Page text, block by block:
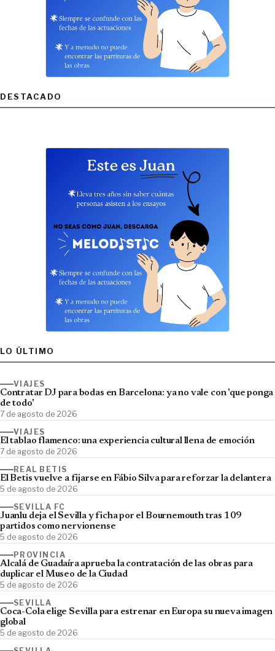
DESTACADO
LO ÚLTIMO
VIAJES
Contratar DJ para bodas en Barcelona: ya no vale con 'que ponga
de todo'
7 de agosto de 2026
VIAJES
El tablao flamenco: una experiencia cultural llena de emoción
7 de agosto de 2026
REAL BETIS
El Betis vuelve a fijarse en Fábio Silva para reforzar la delantera
5 de agosto de 2026
SEVILLA FC
Juanlu deja el Sevilla y ficha por el Bournemouth tras 109
partidos como nervionense
5 de agosto de 2026
PROVINCIA
Alcalá de Guadaíra aprueba la contratación de las obras para
duplicar el Museo de la Ciudad
5 de agosto de 2026
SEVILLA
Coca-Cola elige Sevilla para estrenar en Europa su nueva imagen
global
5 de agosto de 2026